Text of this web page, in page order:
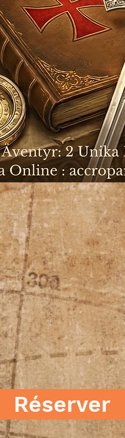
Réserver